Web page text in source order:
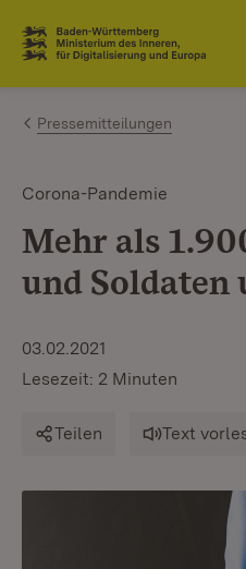
Zum Inhalt springen
Link zur Startseite
Pressemitteilungen
Corona-Pandemie
Mehr als
und
03.02.2021
Lesezeit: 2 Minuten
Teilen Text